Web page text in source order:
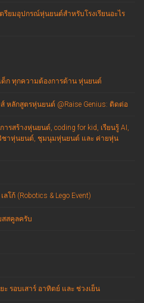
รียมอุปกรณ์หุ่นยนต์สำหรับโรงเรียนอะไร
ด็ก ทุกความต้องการด้าน หุ่นยนต์
หลักสูตรหุ่นยนต์ @Raise Genius: ติดต่อ
รสร้างหุ่นยนต์, coding for kid, เรียนรู้ AI,
วิชาหุ่นยนต์, ชุมนุมหุ่นยนต์ และ ค่ายหุ่น
ก้ (Robotics & Lego Event)
สสคูลครับ
รอบเสาร์ อาทิตย์ และ ช่วงเย็น